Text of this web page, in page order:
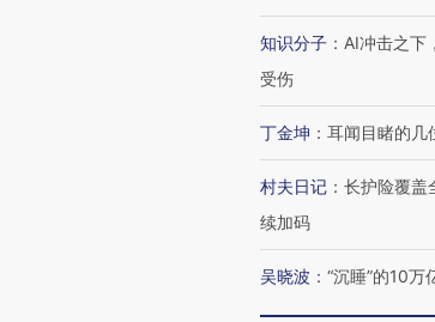
知识分子 ： AI冲击之下
受伤
丁金坤 ： 耳闻目睹的几
村夫日记 ： 长护险覆盖
续加码
吴晓波 ： “沉睡”的10万